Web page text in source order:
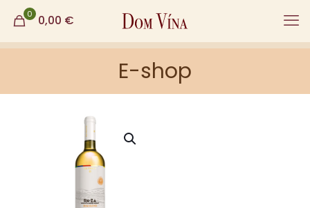
0 0,00 €
E-shop